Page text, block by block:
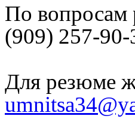
По вопросам
(909) 257-90-
Для резюме